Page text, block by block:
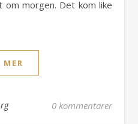
morgen. Det kom like
MER
0 kommentarer